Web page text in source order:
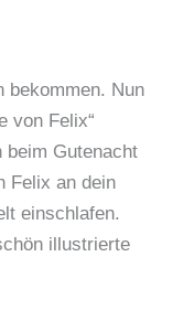
bekommen. Nun
von Felix“
beim Gutenacht
Felix an dein
einschlafen.
illustrierte